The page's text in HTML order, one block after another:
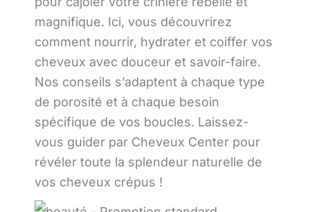
magnifique. Ici, vous découvrirez
comment nourrir, hydrater et coiffer vos
cheveux avec douceur et savoir-faire.
Nos conseils s’adaptent à chaque type
de porosité et à chaque besoin
spécifique de vos boucles. Laissez-
vous guider par Cheveux Center pour
révéler toute la splendeur naturelle de
vos cheveux crépus !